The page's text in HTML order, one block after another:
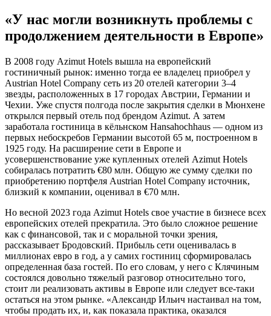
«У нас могли возникнуть проблемы с
продолжением деятельности в Европе»
В 2008 году Azimut Hotels вышла на европейский
гостиничный рынок: именно тогда ее владелец приобрел у
Austrian Hotel Company сеть из 20 отелей категории 3–4
звезды, расположенных в 17 городах Австрии, Германии и
Чехии. Уже спустя полгода после закрытия сделки в Мюнхене
открылся первый отель под брендом Azimut. А затем
заработала гостиница в кёльнском Hansahochhaus — одном из
первых небоскребов Германии высотой 65 м, построенном в
1925 году. На расширение сети в Европе и
усовершенствование уже купленных отелей Azimut Hotels
собиралась потратить €80 млн. Общую же сумму сделки по
приобретению портфеля Austrian Hotel Company источник,
близкий к компании, оценивал в €70 млн.
Но весной 2023 года Azimut Hotels свое участие в бизнесе всех
европейских отелей прекратила. Это было сложное решение
как с финансовой, так и с моральной точки зрения,
рассказывает Бродовский. Прибыль сети оценивалась в
миллионах евро в год, а у самих гостиниц сформировалась
определенная база гостей. По его словам, у него с Клячиным
состоялся довольно тяжелый разговор относительно того,
стоит ли реализовать активы в Европе или следует все-таки
остаться на этом рынке. «Александр Ильич настаивал на том,
чтобы продать их, и, как показала практика, оказался